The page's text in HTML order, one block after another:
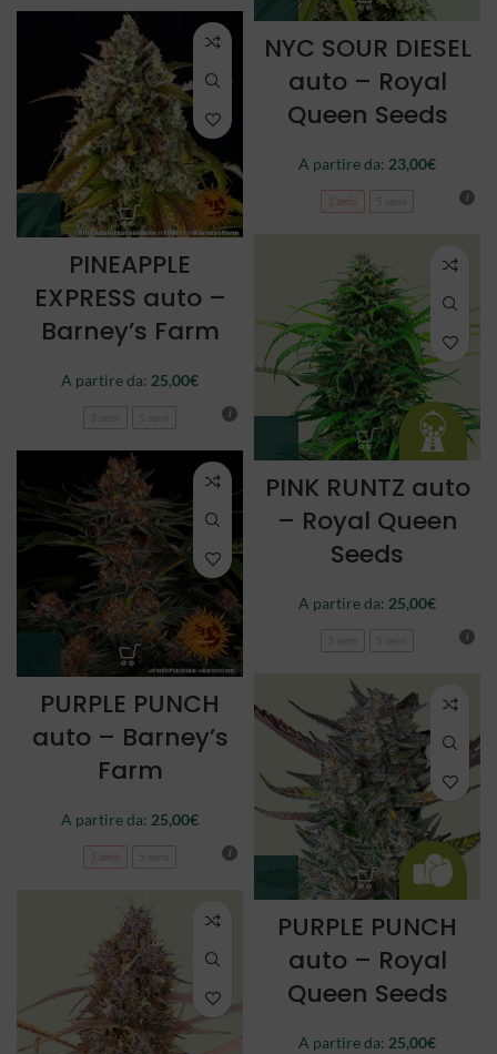
NYC SOUR DIESEL
auto – Royal
Queen Seeds
A partire da: 23,00€
3 semi
PINEAPPLE
EXPRESS auto –
Barney’s Farm
A partire da: 25,00€
PINK RUNTZ auto
– Royal Queen
Seeds
A partire da: 25,00€
PURPLE PUNCH
auto – Barney’s
Farm
A partire da: 25,00€
3 semi
PURPLE PUNCH
auto – Royal
Queen Seeds
A partire da: 25,00€